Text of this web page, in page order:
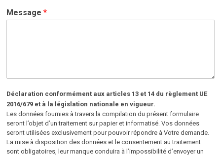
Message *
Déclaration conformément aux articles 13 et 14 du règlement UE
2016/679 et à la législation nationale en vigueur.
Les données fournies à travers la compilation du présent formulaire
seront l’objet d’un traitement sur papier et informatisé. Vos données
seront utilisées exclusivement pour pouvoir répondre à Votre demande.
La mise à disposition des données et le consentement au traitement
sont obligatoires, leur manque conduira à l’impossibilité d’envoyer un